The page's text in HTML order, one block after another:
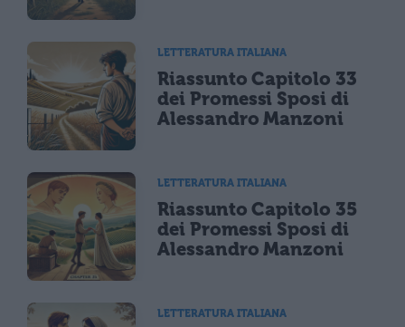
LETTERATURA ITALIANA
Riassunto Capitolo 33
dei Promessi Sposi di
Alessandro Manzoni
LETTERATURA ITALIANA
Riassunto Capitolo 35
dei Promessi Sposi di
Alessandro Manzoni
LETTERATURA ITALIANA